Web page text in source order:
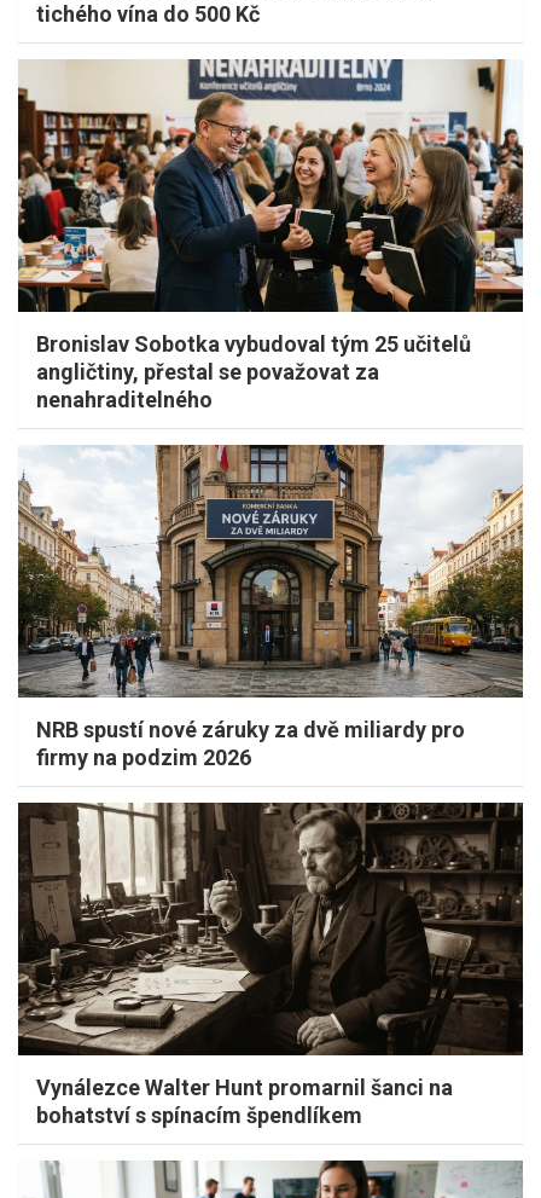
tichého vína do 500 Kč
Bronislav Sobotka vybudoval tým 25 učitelů
angličtiny, přestal se považovat za
nenahraditelného
NRB spustí nové záruky za dvě miliardy pro
firmy na podzim 2026
Vynálezce Walter Hunt promarnil šanci na
bohatství s spínacím špendlíkem